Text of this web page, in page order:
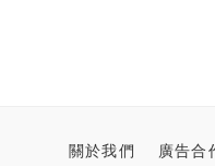
關於我們 廣告合